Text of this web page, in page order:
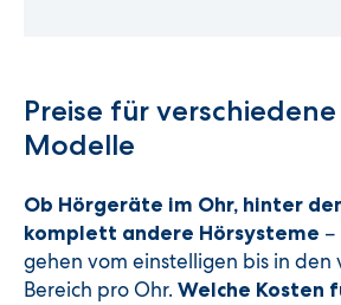
Preise für
Modelle
Ob Hörgeräte im Ohr, hinter
komplett andere Hörsysteme
gehen vom einstelligen bis in den
Bereich pro Ohr. Welche Kosten